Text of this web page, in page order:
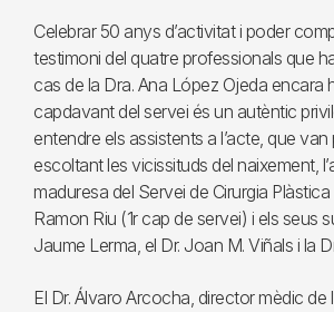
Celebrar 50 anys d’activitat i poder
testimoni del quatre professionals que
cas de la Dra. Ana López Ojeda encara
capdavant del servei és un autèntic
entendre els assistents a l’acte, que
escoltant les vicissituds del naixement,
maduresa del Servei de Cirurgia
Ramon Riu (1r cap de servei) i els seus
Jaume Lerma, el Dr. Joan M. Viñals i la
El Dr. Álvaro Arcocha, director mèdic de